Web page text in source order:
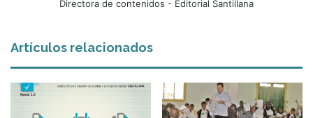
Directora de contenidos - Editorial Santillana
Artículos relacionados